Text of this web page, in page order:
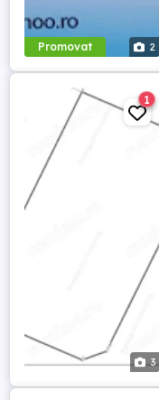
Promovat 2
3
1